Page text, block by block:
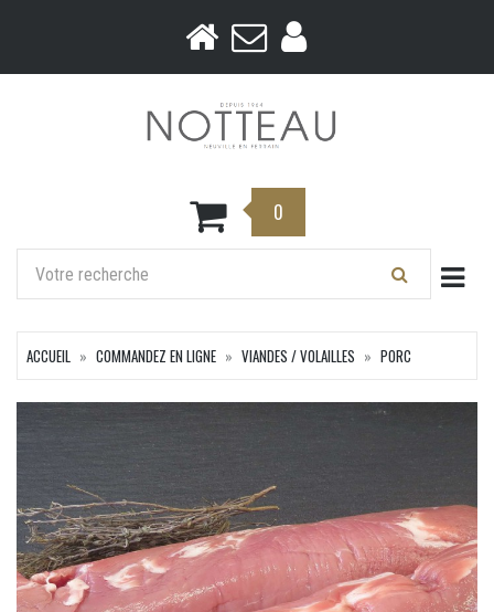
0
ACCUEIL COMMANDEZ EN LIGNE VIANDES / VOLAILLES PORC